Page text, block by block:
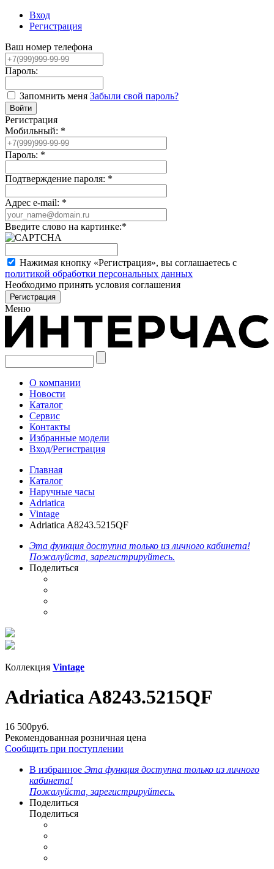
Вход
Регистрация
Ваш номер телефона
Пароль:
Запомнить меня Забыли свой пароль?
Регистрация
Мобильный: *
Пароль: *
Подтверждение пароля: *
Адрес e-mail: *
Введите слово на картинке:*
Нажимая кнопку «Регистрация», вы соглашаетесь с
политикой обработки персональных данных
Необходимо принять условия соглашения
Меню
О компании
Новости
Каталог
Сервис
Контакты
Избранные модели
Вход/Регистрация
Главная
Каталог
Наручные часы
Adriatica
Vintage
Adriatica A8243.5215QF
Эта функция доступна только из личного кабинета!
Пожалуйста, зарегистрируйтесь.
Поделиться
Коллекция Vintage
Adriatica A8243.5215QF
16 500руб.
Рекомендованная розничная цена
Сообщить при поступлении
В избранное Эта функция доступна только из личного
кабинета!
Пожалуйста, зарегистрируйтесь.
Поделиться
Поделиться